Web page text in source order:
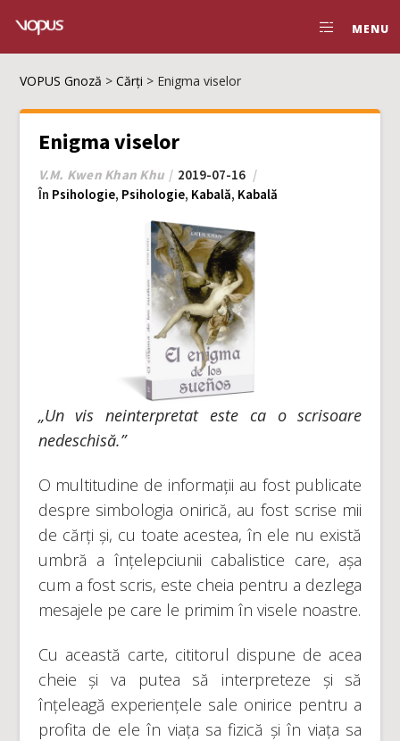
MENU
VOPUS Gnoză >Cărți > Enigma viselor
Enigma viselor
V.M. Kwen Khan Khu
2019-07-16
În Psihologie, Psihologie, Kabală, Kabală
„Un vis neinterpretat este ca o scrisoare
nedeschisă.”
O multitudine de informații au fost publicate
despre simbologia onirică, au fost scrise mii
de cărți și, cu toate acestea, în ele nu există
umbră a înțelepciunii cabalistice care, așa
cum a fost scris, este cheia pentru a dezlega
mesajele pe care le primim în visele noastre.
Cu această carte, cititorul dispune de acea
cheie și va putea să interpreteze și să
înțeleagă experiențele sale onirice pentru a
profita de ele în viața sa fizică și în viața sa